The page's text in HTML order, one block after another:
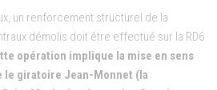
un renforcement structurel de la
démolis doit être effectué sur la RD6
opération implique la mise en sens
le giratoire Jean-Monnet (la